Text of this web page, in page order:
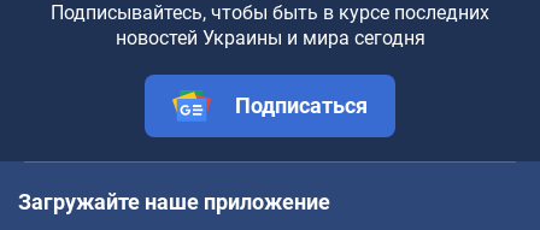
Подписывайтесь, чтобы быть в курсе последних
новостей Украины и мира сегодня
Подписаться
Загружайте наше приложение